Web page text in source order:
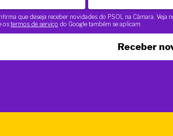
que deseja receber novidades do PSOL na Câmara. Veja
os termos de serviço do Google também se aplicam.
Receber